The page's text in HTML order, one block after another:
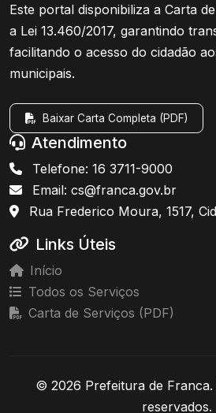
Este portal disponibiliza a Carta
a Lei 13.460/2017, garantindo
facilitando o acesso do cidadão
municipais.
Baixar Carta Completa (PDF)
Atendimento
Telefone: 16 3711-9000
Email: cs@franca.gov.br
Rua Frederico Moura, 1517,
Links Úteis
Início
Todos os Serviços
Carta de Serviços (PDF)
© 2026 Prefeitura de Franca.
reservados.